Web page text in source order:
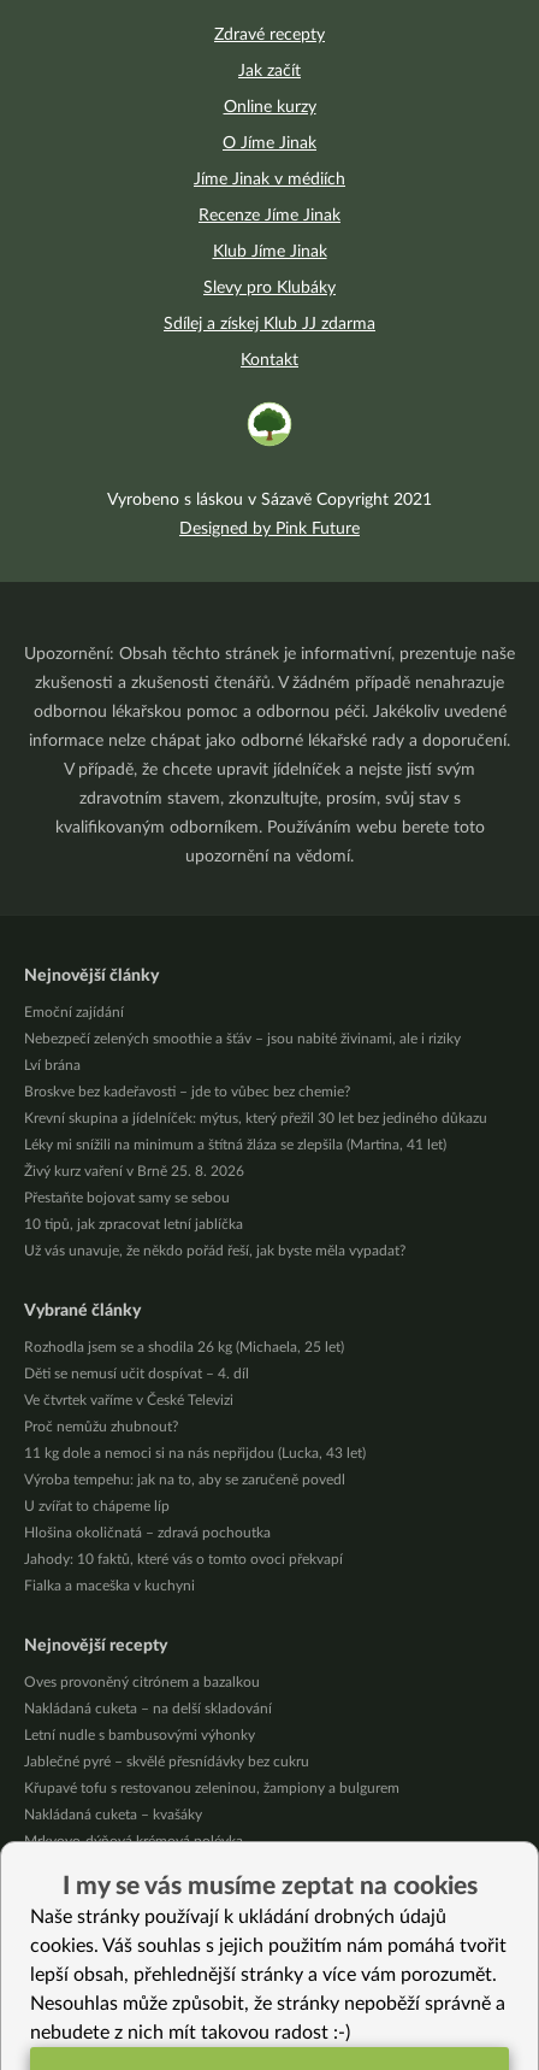
Zdravé recepty
Jak začít
Online kurzy
O Jíme Jinak
Jíme Jinak v médiích
Recenze Jíme Jinak
Klub Jíme Jinak
Slevy pro Klubáky
Sdílej a získej Klub JJ zdarma
Kontakt
Vyrobeno s láskou v Sázavě Copyright 2021
Designed by Pink Future
Upozornění: Obsah těchto stránek je informativní, prezentuje naše
zkušenosti a zkušenosti čtenářů. V žádném případě nenahrazuje
odbornou lékařskou pomoc a odbornou péči. Jakékoliv uvedené
informace nelze chápat jako odborné lékařské rady a doporučení.
V případě, že chcete upravit jídelníček a nejste jistí svým
zdravotním stavem, zkonzultujte, prosím, svůj stav s
kvalifikovaným odborníkem. Používáním webu berete toto
upozornění na vědomí.
Nejnovější články
Emoční zajídání
Nebezpečí zelených smoothie a šťáv – jsou nabité živinami, ale i riziky
Lví brána
Broskve bez kadeřavosti – jde to vůbec bez chemie?
Krevní skupina a jídelníček: mýtus, který přežil 30 let bez jediného důkazu
Léky mi snížili na minimum a štítná žláza se zlepšila (Martina, 41 let)
Živý kurz vaření v Brně 25. 8. 2026
Přestaňte bojovat samy se sebou
10 tipů, jak zpracovat letní jablíčka
Už vás unavuje, že někdo pořád řeší, jak byste měla vypadat?
Vybrané články
Rozhodla jsem se a shodila 26 kg (Michaela, 25 let)
Děti se nemusí učit dospívat – 4. díl
Ve čtvrtek vaříme v České Televizi
Proč nemůžu zhubnout?
11 kg dole a nemoci si na nás nepřijdou (Lucka, 43 let)
Výroba tempehu: jak na to, aby se zaručeně povedl
U zvířat to chápeme líp
Hlošina okoličnatá – zdravá pochoutka
Jahody: 10 faktů, které vás o tomto ovoci překvapí
Fialka a maceška v kuchyni
Nejnovější recepty
Oves provoněný citrónem a bazalkou
Nakládaná cuketa – na delší skladování
Letní nudle s bambusovými výhonky
Jablečné pyré – skvělé přesnídávky bez cukru
Křupavé tofu s restovanou zeleninou, žampiony a bulgurem
Nakládaná cuketa – kvašáky
Mrkvovo-dýňová krémová polévka
Osvěžující čaj s citronovými bylinkami
Nepečený jablečný dort s rybízem
Vybrané recepty
Dortík z černe rýže Venere
Celozrnné těstoviny s krémovou hlívou
I my se vás musíme zeptat na cookies
Naše stránky používají k ukládání drobných údajů
cookies. Váš souhlas s jejich použitím nám pomáhá tvořit
lepší obsah, přehlednější stránky a více vám porozumět.
Nesouhlas může způsobit, že stránky nepoběží správně a
nebudete z nich mít takovou radost :-)